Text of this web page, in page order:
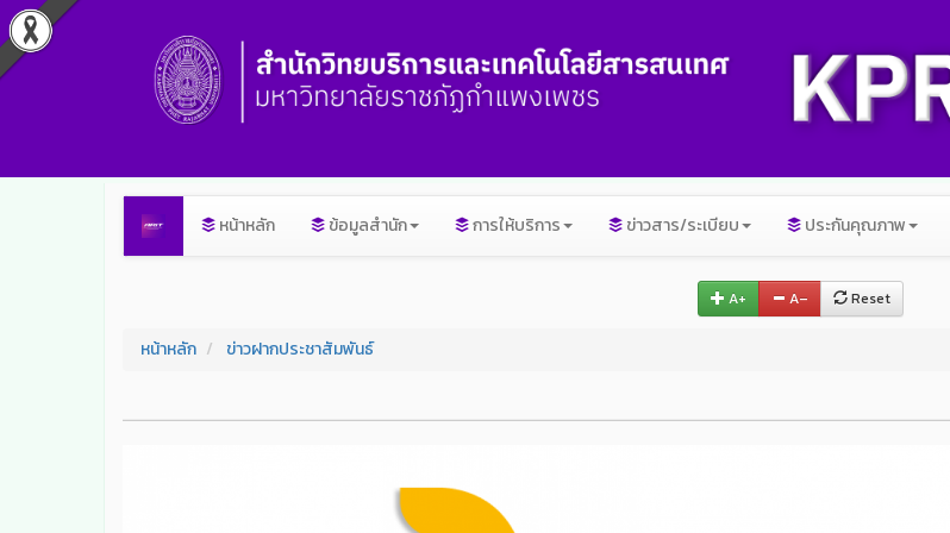
หน้าหลัก ข้อมูลสำนัก การให้บริการ ข่าวสาร/ระเบียบ ประกันคุณภาพ
A+ A– Reset
หน้าหลัก ข่าวฝากประชาสัมพันธ์